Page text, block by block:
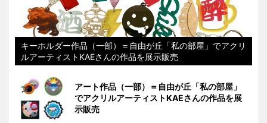
キーホルダー作品（一部）＝自由が丘「私の部屋」でアクリ
ルアーティストKAEさんの作品を展示販売
アート作品（一部）＝自由が丘「私の部屋」
でアクリルアーティストKAEさんの作品を展
示販売